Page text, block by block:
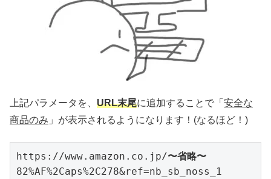
上記パラメータを、 URL末尾に追加することで「 安全な
商品のみ 」が表示されるようになります！(なるほど！)
https://www.amazon.co.jp/〜省略〜
82%AF%2Caps%2C278&ref=nb_sb_noss_1